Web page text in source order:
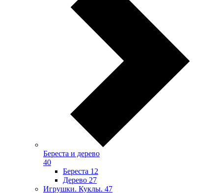
Береста и дерево
40
Береста 12
Дерево 27
Игрушки. Куклы. 47